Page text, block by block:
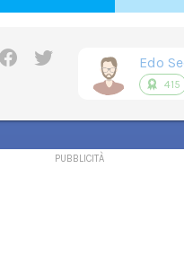
Edo
415